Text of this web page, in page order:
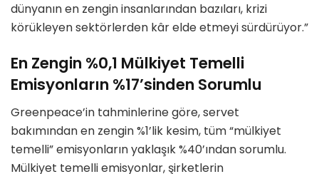
dünyanın en zengin insanlarından bazıları, krizi
körükleyen sektörlerden kâr elde etmeyi sürdürüyor.”
En Zengin %0,1 Mülkiyet Temelli
Emisyonların %17’sinden Sorumlu
Greenpeace’in tahminlerine göre, servet
bakımından en zengin %1’lik kesim, tüm “mülkiyet
temelli” emisyonların yaklaşık %40’ından sorumlu.
Mülkiyet temelli emisyonlar, şirketlerin